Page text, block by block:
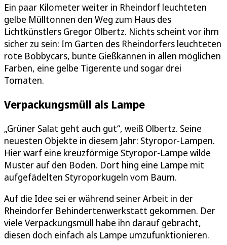
Ein paar Kilometer weiter in Rheindorf leuchteten
gelbe Mülltonnen den Weg zum Haus des
Lichtkünstlers Gregor Olbertz. Nichts scheint vor ihm
sicher zu sein: Im Garten des Rheindorfers leuchteten
rote Bobbycars, bunte Gießkannen in allen möglichen
Farben, eine gelbe Tigerente und sogar drei
Tomaten.
Verpackungsmüll als Lampe
„Grüner Salat geht auch gut“, weiß Olbertz. Seine
neuesten Objekte in diesem Jahr: Styropor-Lampen.
Hier warf eine kreuzförmige Styropor-Lampe wilde
Muster auf den Boden. Dort hing eine Lampe mit
aufgefädelten Styroporkugeln vom Baum.
Auf die Idee sei er während seiner Arbeit in der
Rheindorfer Behindertenwerkstatt gekommen. Der
viele Verpackungsmüll habe ihn darauf gebracht,
diesen doch einfach als Lampe umzufunktionieren.